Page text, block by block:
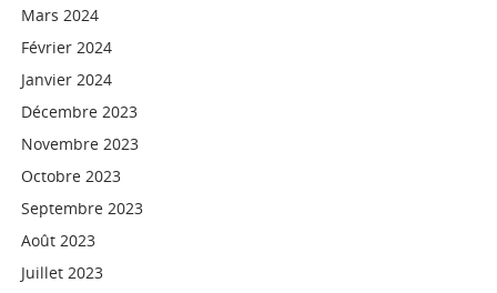
Mars 2024
Février 2024
Janvier 2024
Décembre 2023
Novembre 2023
Octobre 2023
Septembre 2023
Août 2023
Juillet 2023